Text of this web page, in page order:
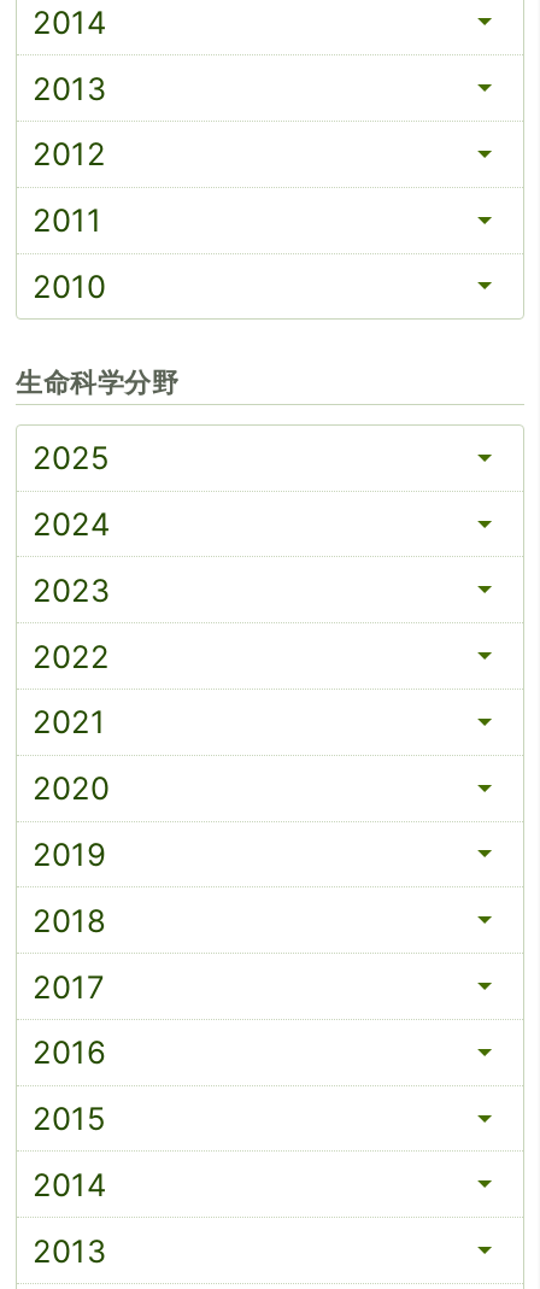
2014
2013
2012
2011
2010
生命科学分野
2025
2024
2023
2022
2021
2020
2019
2018
2017
2016
2015
2014
2013